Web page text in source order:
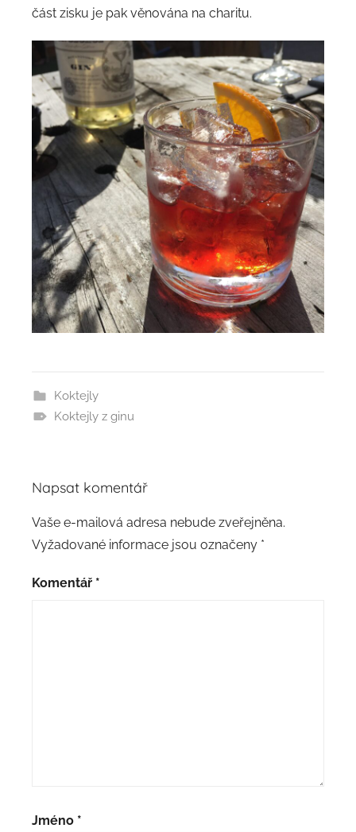
část zisku je pak věnována na charitu.
Koktejly
Koktejly z ginu
Napsat komentář
Vaše e-mailová adresa nebude zveřejněna.
Vyžadované informace jsou označeny *
Komentář *
Jméno *